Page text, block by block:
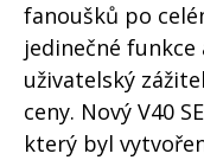
fanoušků po
jedinečné
uživatelský
ceny. Nový V40
který byl